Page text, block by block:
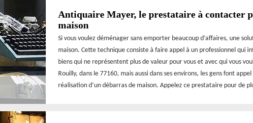
Antiquaire Mayer, le prestataire à contacter
maison
Si vous voulez déménager sans emporter beaucoup d’affaires, une
maison. Cette technique consiste à faire appel à un professionnel qui
biens qui ne représentent plus de valeur pour vous et avec qui vous
Rouilly, dans le 77160, mais aussi dans ses environs, les gens font
réalisation d’un débarras de maison. Appelez ce prestataire pour de